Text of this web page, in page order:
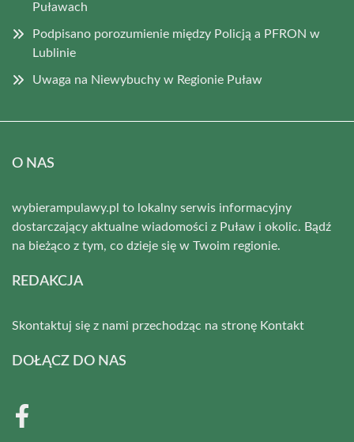
Puławach
Podpisano porozumienie między Policją a PFRON w
Lublinie
Uwaga na Niewybuchy w Regionie Puław
O NAS
wybierampulawy.pl to lokalny serwis informacyjny
dostarczający aktualne wiadomości z Puław i okolic. Bądź
na bieżąco z tym, co dzieje się w Twoim regionie.
REDAKCJA
Skontaktuj się z nami przechodząc na stronę Kontakt
DOŁĄCZ DO NAS